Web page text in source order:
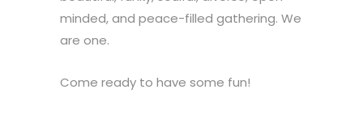
minded, and peace-filled gathering. We
are one.
Come ready to have some fun!